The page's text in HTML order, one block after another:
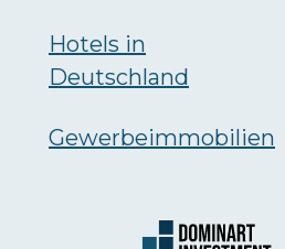
Hotels in
Deutschland
Gewerbeimmobilien